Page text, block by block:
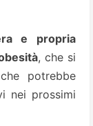
e propria
, che si
potrebbe
nei prossimi